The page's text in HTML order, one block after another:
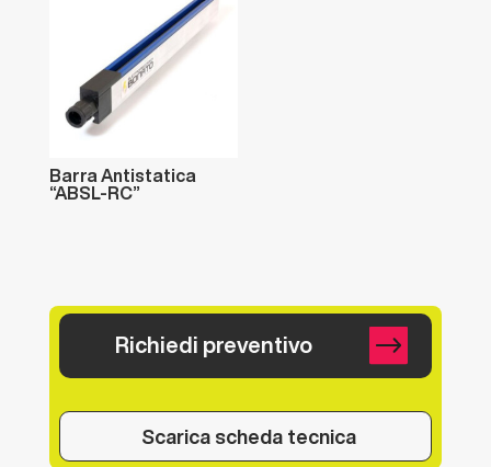
Barra Antistatica
“ABSL-RC”
Richiedi preventivo
Scarica scheda tecnica